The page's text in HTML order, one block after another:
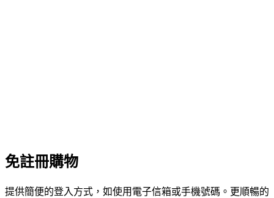
免註冊購物
提供簡便的登入方式，如使用電子信箱或手機號碼。更順暢的